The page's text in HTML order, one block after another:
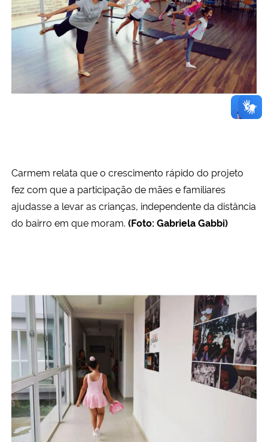
Carmem relata que o crescimento rápido do projeto
fez com que a participação de mães e familiares
ajudasse a levar as crianças, independente da distância
do bairro em que moram. (Foto: Gabriela Gabbi)